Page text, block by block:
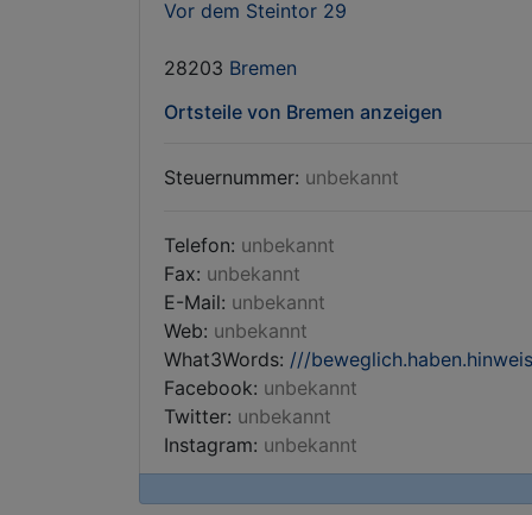
Vor dem Steintor 29
28203 Bremen
Ortsteile von Bremen anzeigen
Steuernummer: unbekannt
Telefon: unbekannt
Fax: unbekannt
E-Mail: unbekannt
Web: unbekannt
What3Words: ///beweglich.haben.hinweis
Facebook: unbekannt
Twitter: unbekannt
Instagram: unbekannt